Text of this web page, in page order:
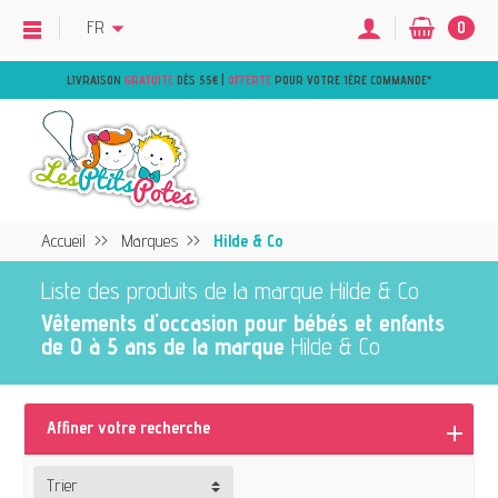
LIVRAISON GRATUITE DÈS 55€ | OFFERTE POUR VOTRE 1ÈRE COMMANDE*
FR 0
Accueil Marques Hilde & Co
Liste des produits de la marque Hilde & Co
Vêtements d'occasion pour bébés et enfants
de 0 à 5 ans de la marqueHilde & Co
Affiner votre recherche
Trier